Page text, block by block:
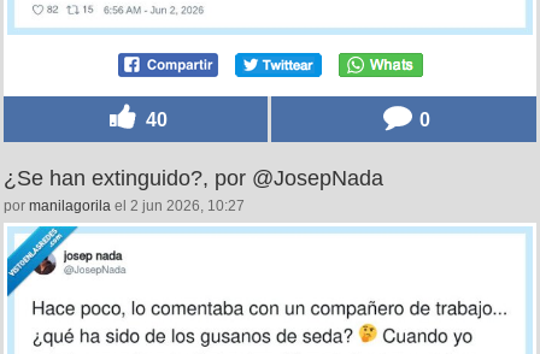
40 0
¿Se han extinguido?, por @JosepNada
por manilagorila el 2 jun 2026, 10:27